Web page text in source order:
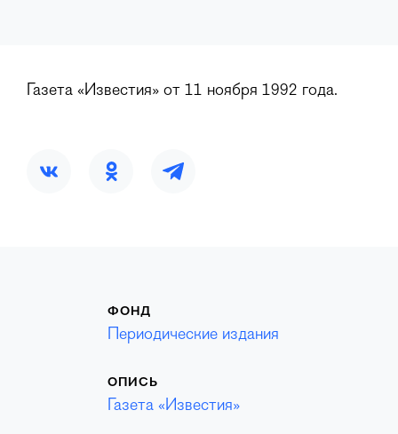
Газета «Известия» от 11 ноября 1992 года.
ФОНД
Периодические издания
ОПИСЬ
Газета «Известия»